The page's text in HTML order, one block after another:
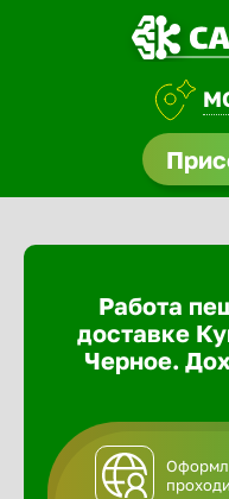
Работа
доставке
Черное.